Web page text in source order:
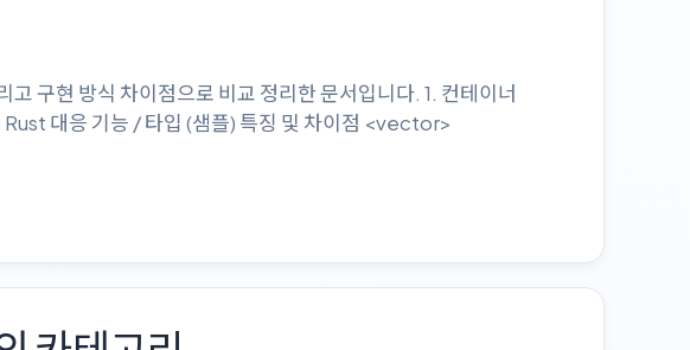
구현 방식 차이점으로 비교 정리한 문서입니다. 1. 컨테이너
대응 기능 / 타입 (샘플) 특징 및 차이점 <vector>